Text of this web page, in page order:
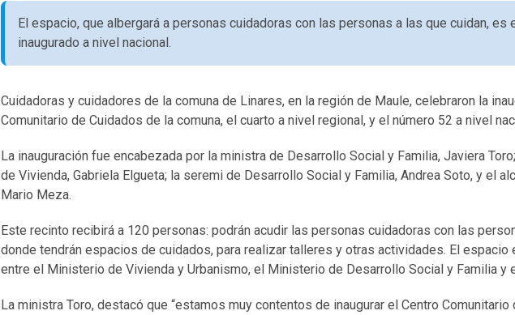
El espacio, que albergará a personas cuidadoras con las personas a las que cuidan, es
inaugurado a nivel nacional.
Cuidadoras y cuidadores de la comuna de Linares, en la región de Maule, celebraron la
Comunitario de Cuidados de la comuna, el cuarto a nivel regional, y el número 52 a nivel
La inauguración fue encabezada por la ministra de Desarrollo Social y Familia, Javiera
de Vivienda, Gabriela Elgueta; la seremi de Desarrollo Social y Familia, Andrea Soto, y el
Mario Meza.
Este recinto recibirá a 120 personas: podrán acudir las personas cuidadoras con las
donde tendrán espacios de cuidados, para realizar talleres y otras actividades. El espacio
entre el Ministerio de Vivienda y Urbanismo, el Ministerio de Desarrollo Social y Familia y
La ministra Toro, destacó que “estamos muy contentos de inaugurar el Centro Comunitario